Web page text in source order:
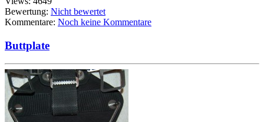
Bewertung: Nicht bewertet
Kommentare: Noch keine Kommentare
Buttplate